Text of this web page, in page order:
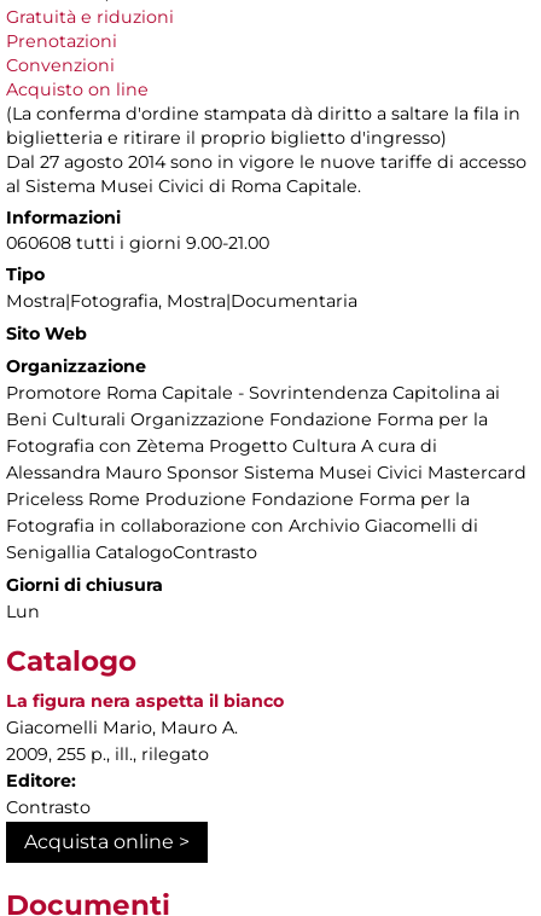
Gratuità e riduzioni
Prenotazioni
Convenzioni
Acquisto on line
(La conferma d'ordine stampata dà diritto a saltare la fila in
biglietteria e ritirare il proprio biglietto d'ingresso)
Dal 27 agosto 2014 sono in vigore le nuove tariffe di accesso
al Sistema Musei Civici di Roma Capitale.
Informazioni
060608 tutti i giorni 9.00-21.00
Tipo
Mostra|Fotografia, Mostra|Documentaria
Sito Web
Organizzazione
Promotore Roma Capitale - Sovrintendenza Capitolina ai
Beni Culturali Organizzazione Fondazione Forma per la
Fotografia con Zètema Progetto Cultura A cura di
Alessandra Mauro Sponsor Sistema Musei Civici Mastercard
Priceless Rome Produzione Fondazione Forma per la
Fotografia in collaborazione con Archivio Giacomelli di
Senigallia CatalogoContrasto
Giorni di chiusura
Lun
Catalogo
La figura nera aspetta il bianco
Giacomelli Mario, Mauro A.
2009, 255 p., ill., rilegato
Editore:
Contrasto
Acquista online >
Documenti